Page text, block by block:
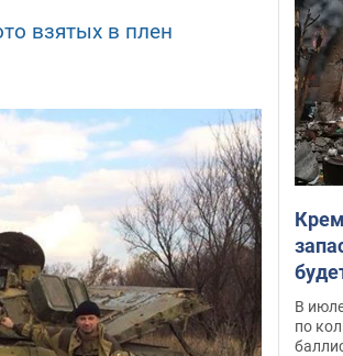
взятых в плен
В
по